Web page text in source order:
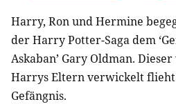
Harry, Ron und Hermine
der Harry Potter-Saga dem
Askaban’ Gary Oldman.
Harrys Eltern verwickelt flieht
Gefängnis.